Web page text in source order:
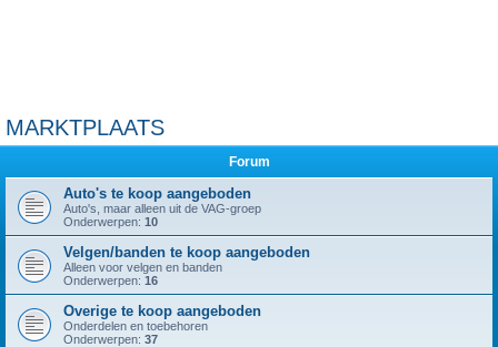
MARKTPLAATS
Forum
Auto's te koop aangeboden
Auto's, maar alleen uit de VAG-groep
Onderwerpen: 10
Velgen/banden te koop aangeboden
Alleen voor velgen en banden
Onderwerpen: 16
Overige te koop aangeboden
Onderdelen en toebehoren
Onderwerpen: 37